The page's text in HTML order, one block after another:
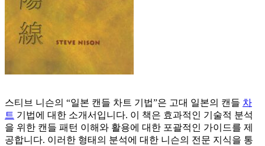
스티브 니슨의 “일본 캔들 차트 기법”은 고대 일본의 캔들 차
트 기법에 대한 소개서입니다. 이 책은 효과적인 기술적 분석
을 위한 캔들 패턴 이해와 활용에 대한 포괄적인 가이드를 제
공합니다. 이러한 형태의 분석에 대한 니슨의 전문 지식을 통